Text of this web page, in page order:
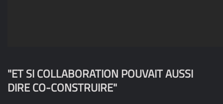
"ET SI COLLABORATION POUVAIT AUSSI
DIRE CO-CONSTRUIRE"